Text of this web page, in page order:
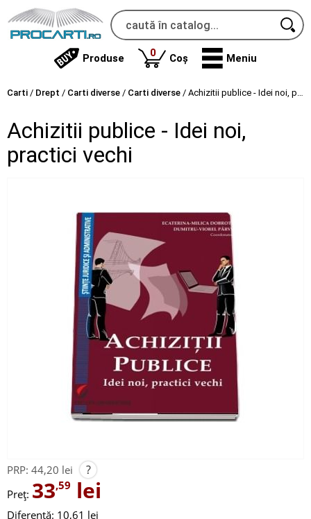
Produse 0produse
Coș Meniu
Carti / Drept / Carti diverse / Carti diverse / Achizitii publice - Idei noi, practici vechi
Achizitii publice - Idei noi,
practici vechi
PRP: 44,20 lei ?
Preț: 33,59 lei
Diferență: 10,61 lei